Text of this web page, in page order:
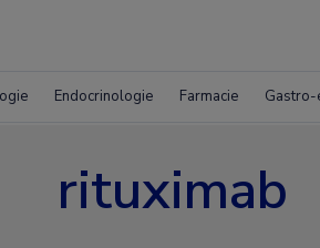
Endocrinologie Farmacie
rituximab